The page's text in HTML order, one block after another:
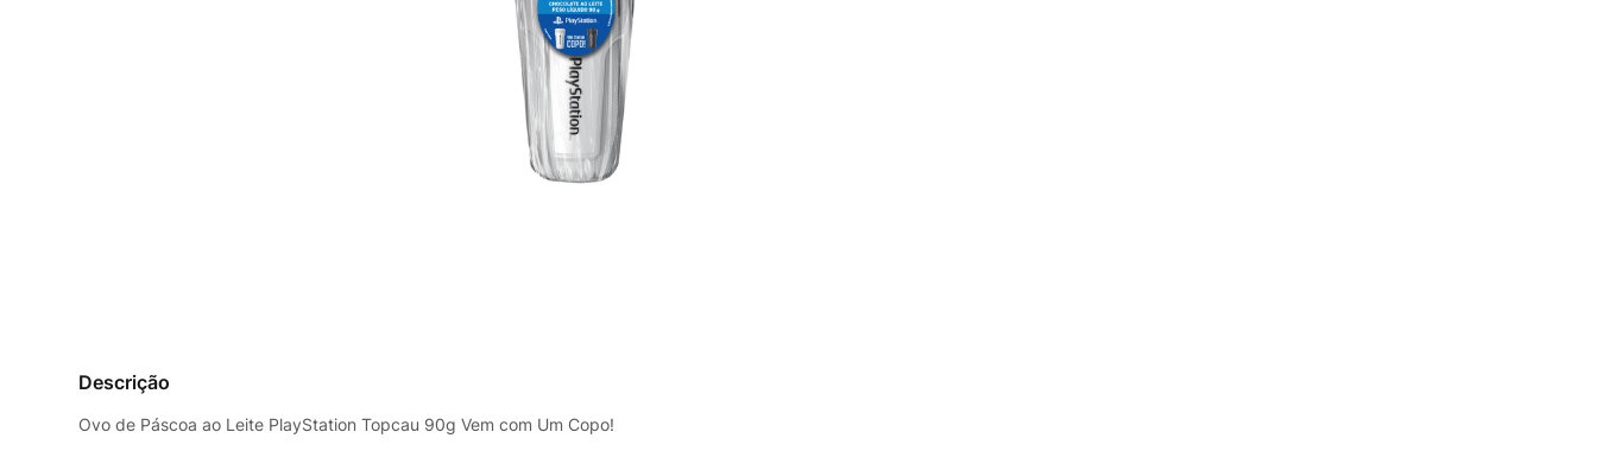
Descrição
Ovo de Páscoa ao Leite PlayStation Topcau 90g Vem com Um Copo!